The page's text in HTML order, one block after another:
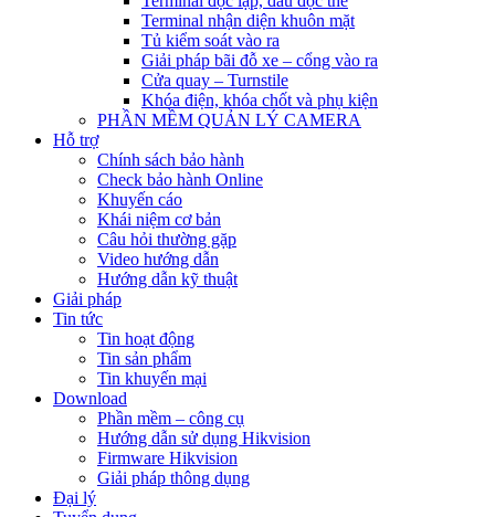
Terminal nhận diện khuôn mặt
Tủ kiểm soát vào ra
Giải pháp bãi đỗ xe – cổng vào ra
Cửa quay – Turnstile
Khóa điện, khóa chốt và phụ kiện
PHẦN MỀM QUẢN LÝ CAMERA
Hỗ trợ
Chính sách bảo hành
Check bảo hành Online
Khuyến cáo
Khái niệm cơ bản
Câu hỏi thường gặp
Video hướng dẫn
Hướng dẫn kỹ thuật
Giải pháp
Tin tức
Tin hoạt động
Tin sản phẩm
Tin khuyến mại
Download
Phần mềm – công cụ
Hướng dẫn sử dụng Hikvision
Firmware Hikvision
Giải pháp thông dụng
Đại lý